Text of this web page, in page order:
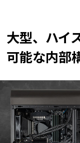
大型、ハイ
可能な内部